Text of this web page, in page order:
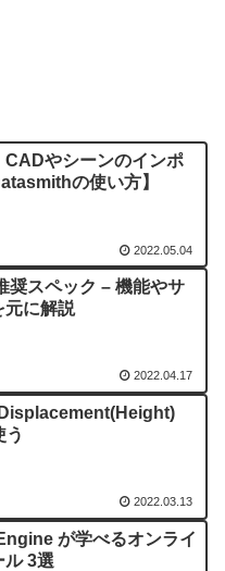
CADやシーンのインポ
の使い方】
2022.05.04
奨スペック – 機能やサ
元に解説
2022.04.17
う
2022.03.13
が学べるオンライ
ル 3選